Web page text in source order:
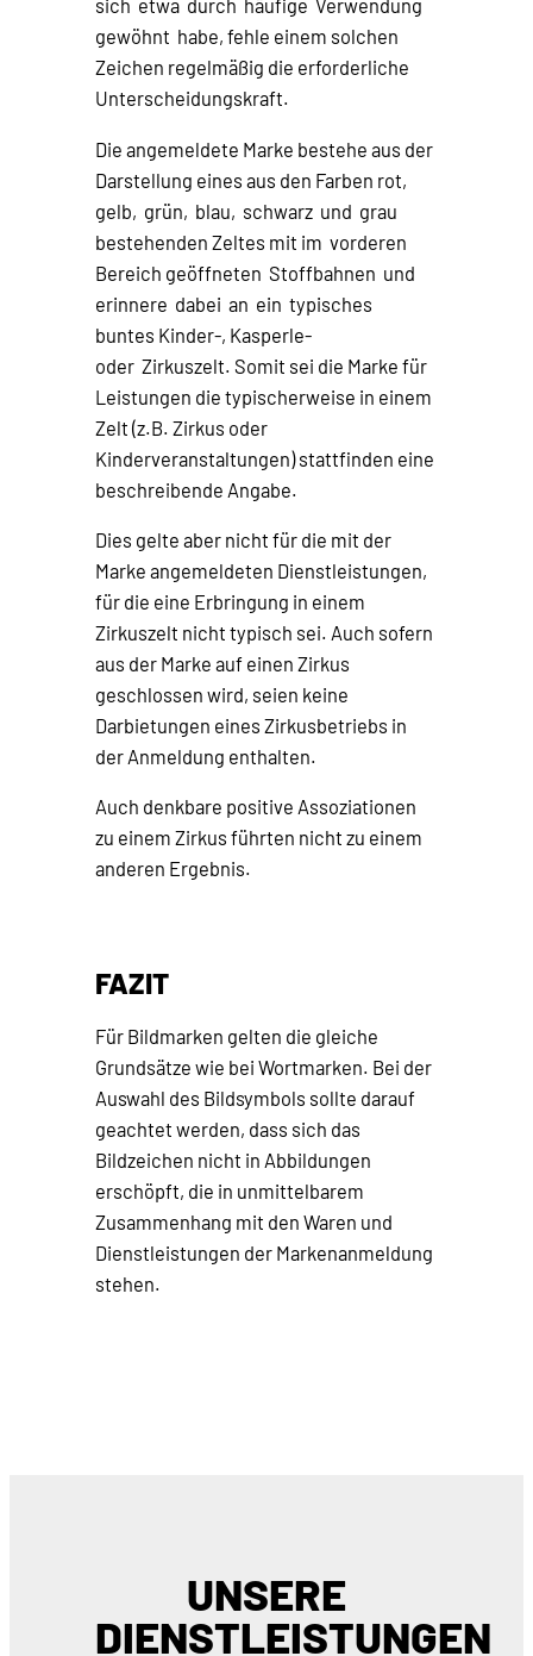
sich etwa durch häufige Verwendung
gewöhnt habe, fehle einem solchen
Zeichen regelmäßig die erforderliche
Unterscheidungskraft.
Die angemeldete Marke bestehe aus der
Darstellung eines aus den Farben rot,
gelb, grün, blau, schwarz und grau
bestehenden Zeltes mit im vorderen
Bereich geöffneten Stoffbahnen und
erinnere dabei an ein typisches
buntes Kinder-, Kasperle-
oder Zirkuszelt. Somit sei die Marke für
Leistungen die typischerweise in einem
Zelt (z.B. Zirkus oder
Kinderveranstaltungen) stattfinden eine
beschreibende Angabe.
Dies gelte aber nicht für die mit der
Marke angemeldeten Dienstleistungen,
für die eine Erbringung in einem
Zirkuszelt nicht typisch sei. Auch sofern
aus der Marke auf einen Zirkus
geschlossen wird, seien keine
Darbietungen eines Zirkusbetriebs in
der Anmeldung enthalten.
Auch denkbare positive Assoziationen
zu einem Zirkus führten nicht zu einem
anderen Ergebnis.
FAZIT
Für Bildmarken gelten die gleiche
Grundsätze wie bei Wortmarken. Bei der
Auswahl des Bildsymbols sollte darauf
geachtet werden, dass sich das
Bildzeichen nicht in Abbildungen
erschöpft, die in unmittelbarem
Zusammenhang mit den Waren und
Dienstleistungen der Markenanmeldung
stehen.
UNSERE
DIENSTLEISTUNGEN